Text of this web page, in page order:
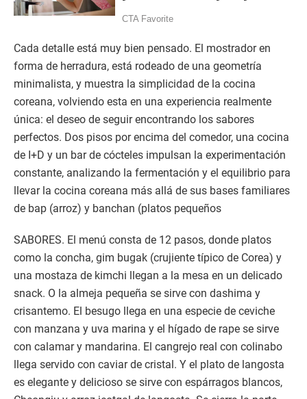
Cada detalle está muy bien pensado. El mostrador en
forma de herradura, está rodeado de una geometría
minimalista, y muestra la simplicidad de la cocina
coreana, volviendo esta en una experiencia realmente
única: el deseo de seguir encontrando los sabores
perfectos. Dos pisos por encima del comedor, una cocina
de I+D y un bar de cócteles impulsan la experimentación
constante, analizando la fermentación y el equilibrio para
llevar la cocina coreana más allá de sus bases familiares
de bap (arroz) y banchan (platos pequeños
SABORES. El menú consta de 12 pasos, donde platos
como la concha, gim bugak (crujiente típico de Corea) y
una mostaza de kimchi llegan a la mesa en un delicado
snack. O la almeja pequeña se sirve con dashima y
crisantemo. El besugo llega en una especie de ceviche
con manzana y uva marina y el hígado de rape se sirve
con calamar y mandarina. El cangrejo real con colinabo
llega servido con caviar de cristal. Y el plato de langosta
es elegante y delicioso se sirve con espárragos blancos,